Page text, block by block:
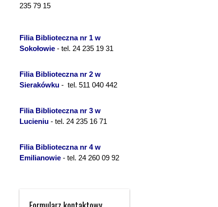
235 79 15
Filia Biblioteczna nr 1 w
Sokołowie - tel. 24 235 19 31
Filia Biblioteczna nr 2 w
Sierakówku - tel. 511 040 442
Filia Biblioteczna nr 3 w
Lucieniu - tel. 24 235 16 71
Filia Biblioteczna nr 4 w
Emilianowie - tel. 24 260 09 92